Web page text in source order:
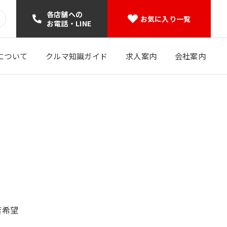
各店舗への
お電話・LINE
お気に入り一覧
ついて クルマ知識ガイド 求人案内 会社案内
望